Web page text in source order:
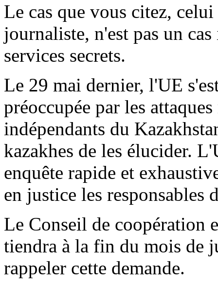
Le cas que vous citez,
journaliste, n'est pas un
services secrets.
Le 29 mai dernier, l'UE
préoccupée par les
indépendants du
kazakhes de les élucider.
enquête rapide et
en justice les responsables
Le Conseil de coopération
tiendra à la fin du mois de
rappeler cette demande.